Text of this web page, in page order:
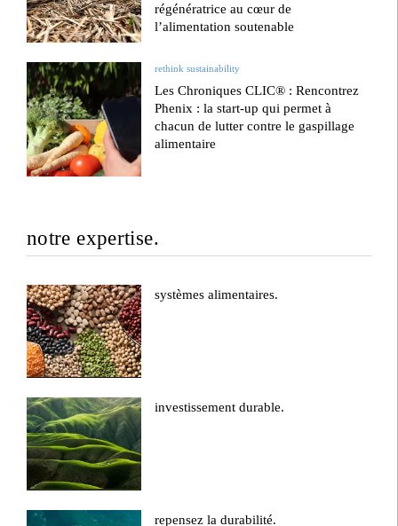
régénératrice au cœur de
l’alimentation soutenable
rethink sustainability
Les Chroniques CLIC® : Rencontrez
Phenix : la start-up qui permet à
chacun de lutter contre le gaspillage
alimentaire
notre expertise.
systèmes alimentaires.
investissement durable.
repensez la durabilité.